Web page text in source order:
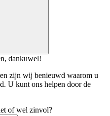
dankuwel!
zijn wij benieuwd waarom u
U kunt ons helpen door de
of wel zinvol?